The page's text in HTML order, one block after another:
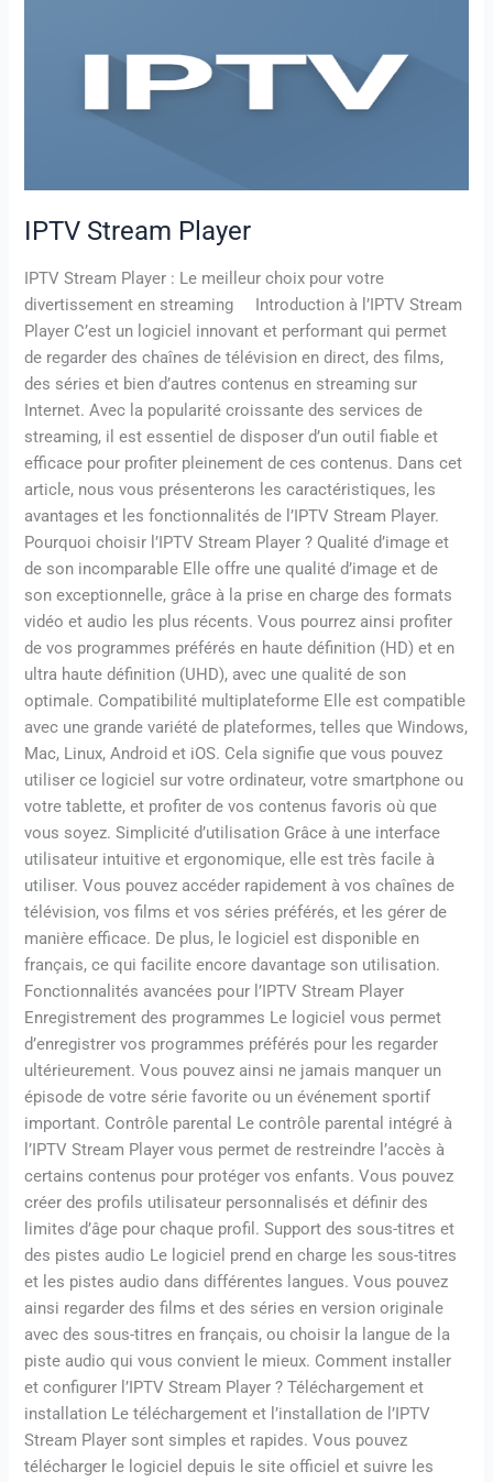
IPTV Stream Player
IPTV Stream Player : Le meilleur choix pour votre
divertissement en streaming Introduction à l’IPTV Stream
Player C’est un logiciel innovant et performant qui permet
de regarder des chaînes de télévision en direct, des films,
des séries et bien d’autres contenus en streaming sur
Internet. Avec la popularité croissante des services de
streaming, il est essentiel de disposer d’un outil fiable et
efficace pour profiter pleinement de ces contenus. Dans cet
article, nous vous présenterons les caractéristiques, les
avantages et les fonctionnalités de l’IPTV Stream Player.
Pourquoi choisir l’IPTV Stream Player ? Qualité d’image et
de son incomparable Elle offre une qualité d’image et de
son exceptionnelle, grâce à la prise en charge des formats
vidéo et audio les plus récents. Vous pourrez ainsi profiter
de vos programmes préférés en haute définition (HD) et en
ultra haute définition (UHD), avec une qualité de son
optimale. Compatibilité multiplateforme Elle est compatible
avec une grande variété de plateformes, telles que Windows,
Mac, Linux, Android et iOS. Cela signifie que vous pouvez
utiliser ce logiciel sur votre ordinateur, votre smartphone ou
votre tablette, et profiter de vos contenus favoris où que
vous soyez. Simplicité d’utilisation Grâce à une interface
utilisateur intuitive et ergonomique, elle est très facile à
utiliser. Vous pouvez accéder rapidement à vos chaînes de
télévision, vos films et vos séries préférés, et les gérer de
manière efficace. De plus, le logiciel est disponible en
français, ce qui facilite encore davantage son utilisation.
Fonctionnalités avancées pour l’IPTV Stream Player
Enregistrement des programmes Le logiciel vous permet
d’enregistrer vos programmes préférés pour les regarder
ultérieurement. Vous pouvez ainsi ne jamais manquer un
épisode de votre série favorite ou un événement sportif
important. Contrôle parental Le contrôle parental intégré à
l’IPTV Stream Player vous permet de restreindre l’accès à
certains contenus pour protéger vos enfants. Vous pouvez
créer des profils utilisateur personnalisés et définir des
limites d’âge pour chaque profil. Support des sous-titres et
des pistes audio Le logiciel prend en charge les sous-titres
et les pistes audio dans différentes langues. Vous pouvez
ainsi regarder des films et des séries en version originale
avec des sous-titres en français, ou choisir la langue de la
piste audio qui vous convient le mieux. Comment installer
et configurer l’IPTV Stream Player ? Téléchargement et
installation Le téléchargement et l’installation de l’IPTV
Stream Player sont simples et rapides. Vous pouvez
télécharger le logiciel depuis le site officiel et suivre les